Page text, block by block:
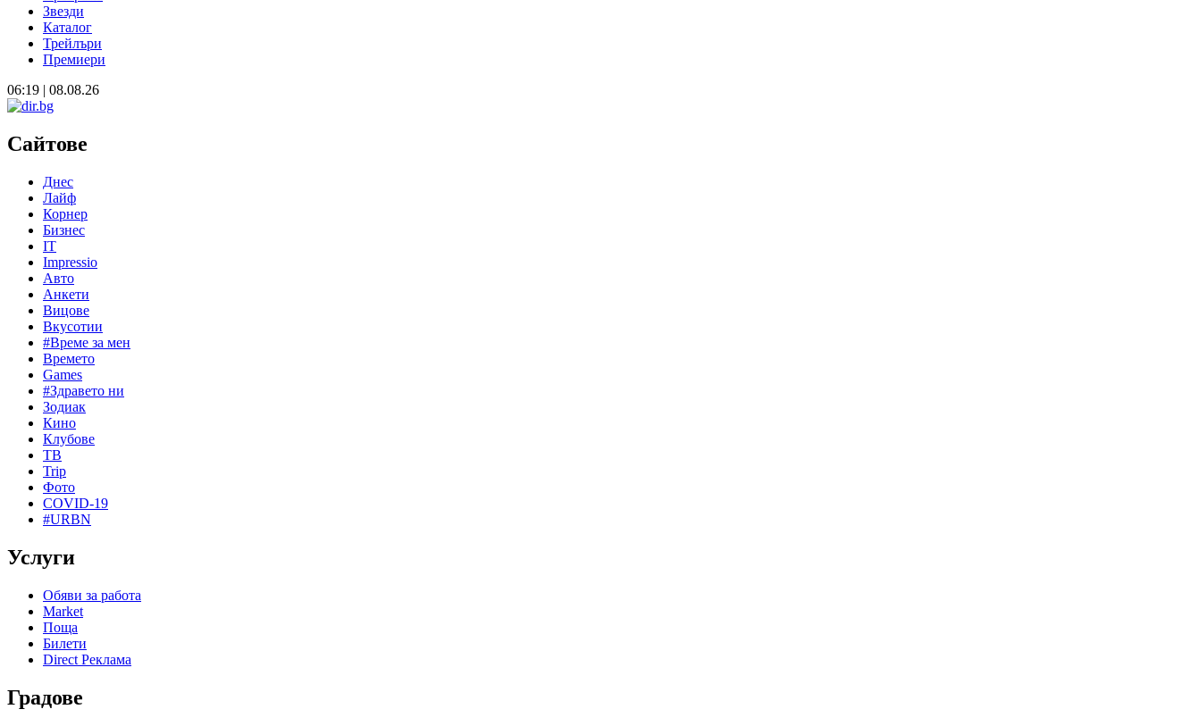
Звезди
Каталог
Трейлъри
Премиери
06:19 | 08.08.26
Сайтове
Днес
Лайф
Корнер
Бизнес
IT
Impressio
Авто
Анкети
Вицове
Вкусотии
#Време за мен
Времето
Games
#Здравето ни
Зодиак
Кино
Клубове
ТВ
Trip
Фото
COVID-19
#URBN
Услуги
Обяви за работа
Market
Поща
Билети
Direct Реклама
Градове